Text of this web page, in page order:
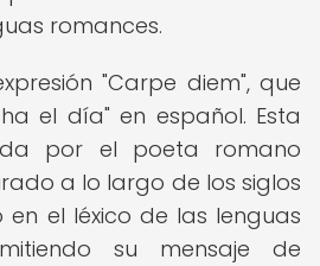
romances.
"Carpe diem", que
el día" en español. Esta
por el poeta romano
a lo largo de los siglos
el léxico de las lenguas
su mensaje de